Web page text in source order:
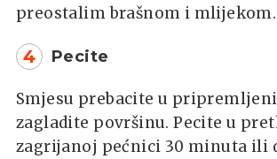
preostalim brašnom i mlijekom.
4 Pecite
Smjesu prebacite u
zagladite površinu. Pecite u
zagrijanoj pećnici 30 minuta ili